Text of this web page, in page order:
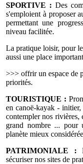
SPORTIVE : Des
s'emploient à proposer
permettant une
niveau facilitée.
La pratique loisir, pour
aussi une place
>>> offrir un espace de
priorités.
TOURISTIQUE :
en canoë-kayak -
contempler nos rivières,
grand nombre ... pour
planète mieux
PATRIMONIALE :
sécuriser nos sites de